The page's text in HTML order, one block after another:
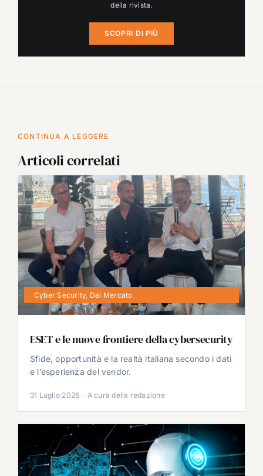
della rivista.
SCOPRI DI PIÙ
CONTINUA A LEGGERE
Articoli correlati
Cyber Security, Dal Mercato
ESET e le nuove frontiere della cybersecurity
Sfide, opportunità e la realtà italiana secondo i dati
e l’esperienza del vendor.
31 Luglio 2026 · A cura della redazione